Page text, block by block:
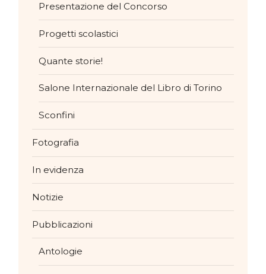
Presentazione del Concorso
Progetti scolastici
Quante storie!
Salone Internazionale del Libro di Torino
Sconfini
Fotografia
In evidenza
Notizie
Pubblicazioni
Antologie